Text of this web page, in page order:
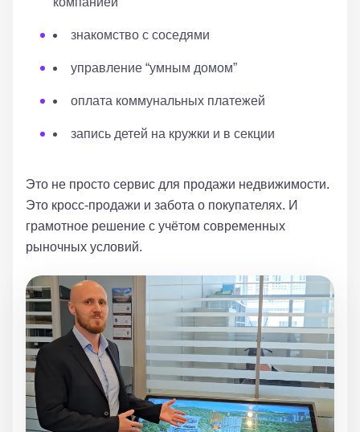
знакомство с соседями
управление “умным домом”
оплата коммунальных платежей
запись детей на кружки и в секции
Это не просто сервис для продажи недвижимости.
Это кросс-продажи и забота о покупателях. И
грамотное решение с учётом современных
рыночных условий.